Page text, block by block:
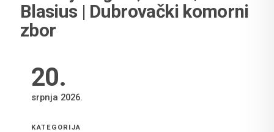
Blasius | Dubrovački komorni
zbor
20.
srpnja 2026.
KATEGORIJA